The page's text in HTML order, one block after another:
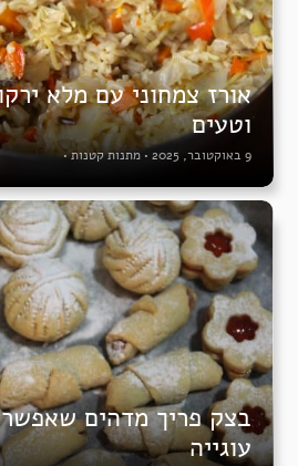
אורז צמחוני עם מלא
וטעים
9 באוקטובר, 2025 • מתנות קטנות•
בצק פריך מדהים שאפשר
עוגייה